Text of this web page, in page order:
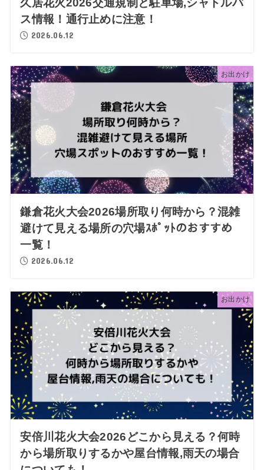
久居花火2026交通規制と駐車場,シャトルバ
ス情報！通行止めに注意！
2026.06.12
お出かけ
鎌倉花火大会2026場所取り何時から？混雑
避けて見える場所の穴場ｽﾎﾟｯﾄのおすすめ
一覧！
2026.06.12
お出かけ
安倍川花火大会2026どこから見える？何時
から場所取りするかや屋台情報,雨天の場合